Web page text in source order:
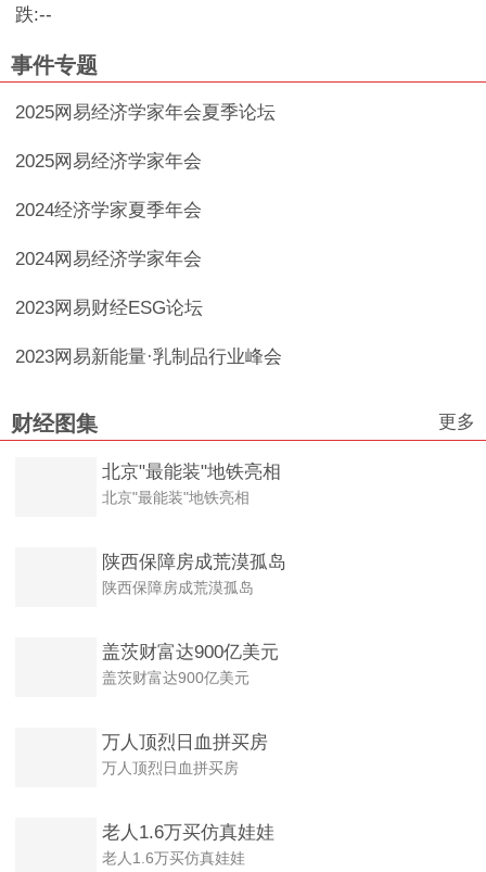
跌:--
事件专题
2025网易经济学家年会夏季论坛
2025网易经济学家年会
2024经济学家夏季年会
2024网易经济学家年会
2023网易财经ESG论坛
2023网易新能量·乳制品行业峰会
财经图集 更多
北京"最能装"地铁亮相
北京"最能装"地铁亮相
陕西保障房成荒漠孤岛
陕西保障房成荒漠孤岛
盖茨财富达900亿美元
盖茨财富达900亿美元
万人顶烈日血拼买房
万人顶烈日血拼买房
老人1.6万买仿真娃娃
老人1.6万买仿真娃娃